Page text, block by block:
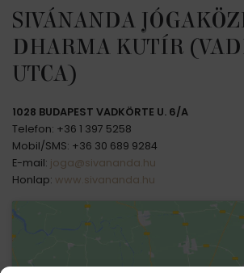
SIVÁNANDA
DHARMA KUTÍR
UTCA)
1028 BUDAPEST VADKÖRTE U. 6/A
Telefon: +36 1 397 5258
Mobil/SMS: +36 30 689 9284
E-mail: joga@sivananda.hu
Honlap: www.sivananda.hu